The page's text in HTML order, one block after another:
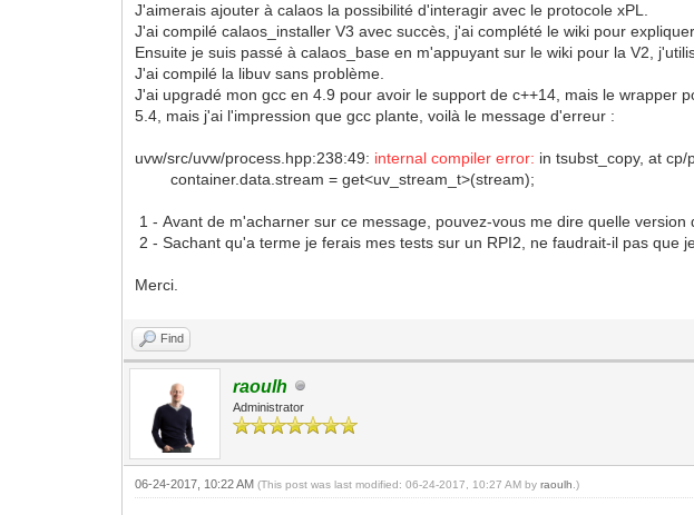
J'aimerais ajouter à calaos la possibilité d'interagir avec le protocole xPL.
J'ai compilé calaos_installer V3 avec succès, j'ai complété le wiki pour
Ensuite je suis passé à calaos_base en m'appuyant sur le wiki pour la V2,
J'ai compilé la libuv sans problème.
J'ai upgradé mon gcc en 4.9 pour avoir le support de c++14, mais le wrapper
5.4, mais j'ai l'impression que gcc plante, voilà le message d'erreur :
uvw/src/uvw/process.hpp:238:49: internal compiler error: in tsubst_copy, at cp/
container.data.stream = get<uv_stream_t>(stream);
1 - Avant de m'acharner sur ce message, pouvez-vous me dire quelle version
2 - Sachant qu'a terme je ferais mes tests sur un RPI2, ne faudrait-il pas que
Merci.
Find
raoulh
Administrator
06-24-2017, 10:22 AM(This post was last modified: 06-24-2017, 10:27 AM byraoulh .)